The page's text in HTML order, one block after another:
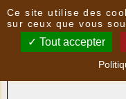
Nouvelles
CINÉMA À GIGNAC
Ce site utilise des
sur ceux que vous
Tout accepter